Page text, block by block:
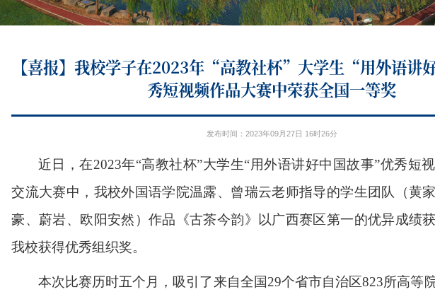
【喜报】我校学子在2023年“高教社杯”大学生“用外语讲
秀短视频作品大赛中荣获全国一等奖
发布时间：2023年09月27日 16时26分
近日，在2023年“高教社杯”大学生“用外语讲好中国故事”优秀短
交流大赛中，我校外国语学院温露、曾瑞云老师指导的学生团队（黄
豪、蔚岩、欧阳安然）作品《古茶今韵》以广西赛区第一的优异成绩
我校获得优秀组织奖。
本次比赛历时五个月，吸引了来自全国29个省市自治区823所高等